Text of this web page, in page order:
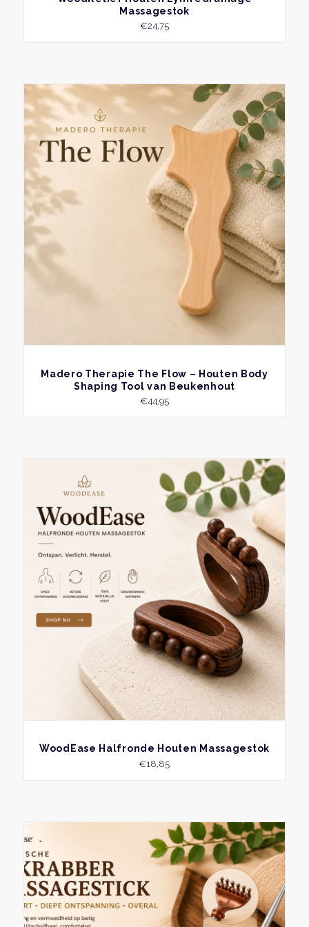
Massagestok
€24,75
BEKIJK
Madero Therapie The Flow – Houten Body
Shaping Tool van Beukenhout
€44,95
BEKIJK
WoodEase Halfronde Houten Massagestok
€18,85